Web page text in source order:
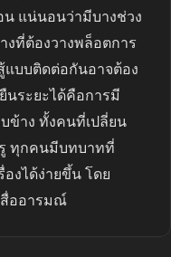
น แน่นอนว่ามีบางช่วง
งที่ต้องวางพล็อตการ
แบบติดต่อกันอาจต้อง
ระยะได้คือการมี
ข้าง ทั้งคนที่เปลี่ยน
ทุกคนมีบทบาทที่
องได้ง่ายขึ้น โดย
สื่ออารมณ์